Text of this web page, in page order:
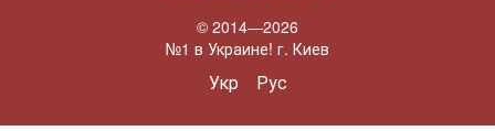
© 2014—2026
№1 в Украине! г. Киев
Укр Рус